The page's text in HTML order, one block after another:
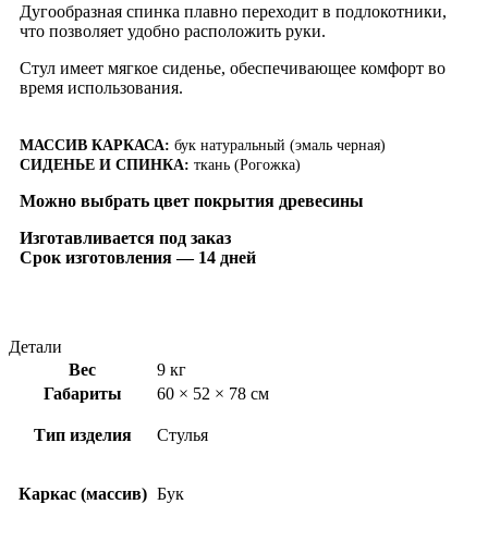
Дугообразная спинка плавно переходит в подлокотники,
что позволяет удобно расположить руки.
Стул имеет мягкое сиденье, обеспечивающее комфорт во
время использования.
МАССИВ КАРКАСА: бук натуральный (эмаль черная)
СИДЕНЬЕ И СПИНКА: ткань (Рогожка)
Можно выбрать цвет покрытия древесины
Изготавливается под заказ
Срок изготовления — 14 дней
Детали
Вес
9 кг
Габариты
60 × 52 × 78 см
Тип изделия Стулья
Каркас (массив) Бук